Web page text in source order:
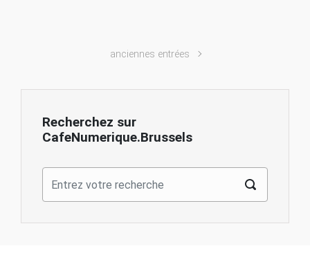
anciennes entrées
Recherchez sur
CafeNumerique.Brussels